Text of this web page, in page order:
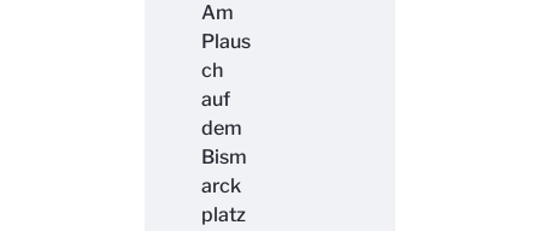
Am
Plaus
ch
auf
dem
Bism
arck
platz